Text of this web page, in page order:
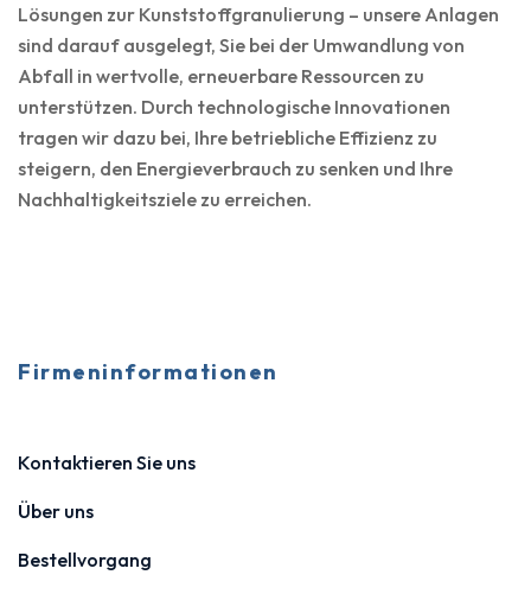
Lösungen zur Kunststoffgranulierung – unsere Anlagen
sind darauf ausgelegt, Sie bei der Umwandlung von
Abfall in wertvolle, erneuerbare Ressourcen zu
unterstützen. Durch technologische Innovationen
tragen wir dazu bei, Ihre betriebliche Effizienz zu
steigern, den Energieverbrauch zu senken und Ihre
Nachhaltigkeitsziele zu erreichen.
Firmeninformationen
Kontaktieren Sie uns
Über uns
Bestellvorgang